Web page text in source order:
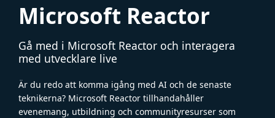
Microsoft Reactor
Gå med i Microsoft Reactor och interagera
med utvecklare live
Är du redo att komma igång med AI och de senaste
teknikerna? Microsoft Reactor tillhandahåller
evenemang, utbildning och communityresurser som